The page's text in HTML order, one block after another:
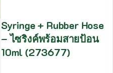
Syringe + Rubber Hose
– ไซริงค์พร้อมสายป้อน
10ml (273677)